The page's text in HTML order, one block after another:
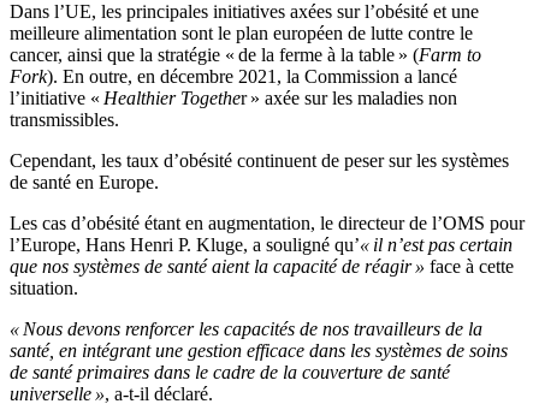
Dans l’UE, les principales initiatives axées sur l’obésité et une
meilleure alimentation sont le plan européen de lutte contre le
cancer, ainsi que la stratégie « de la ferme à la table » (Farm to
Fork). En outre, en décembre 2021, la Commission a lancé
l’initiative « Healthier Together » axée sur les maladies non
transmissibles.
Cependant, les taux d’obésité continuent de peser sur les systèmes
de santé en Europe.
Les cas d’obésité étant en augmentation, le directeur de l’OMS pour
l’Europe, Hans Henri P. Kluge, a souligné qu’« il n’est pas certain
que nos systèmes de santé aient la capacité de réagir » face à cette
situation.
« Nous devons renforcer les capacités de nos travailleurs de la
santé, en intégrant une gestion efficace dans les systèmes de soins
de santé primaires dans le cadre de la couverture de santé
universelle », a-t-il déclaré.